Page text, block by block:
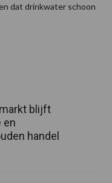
dat drinkwater schoon
blijft
en
handel